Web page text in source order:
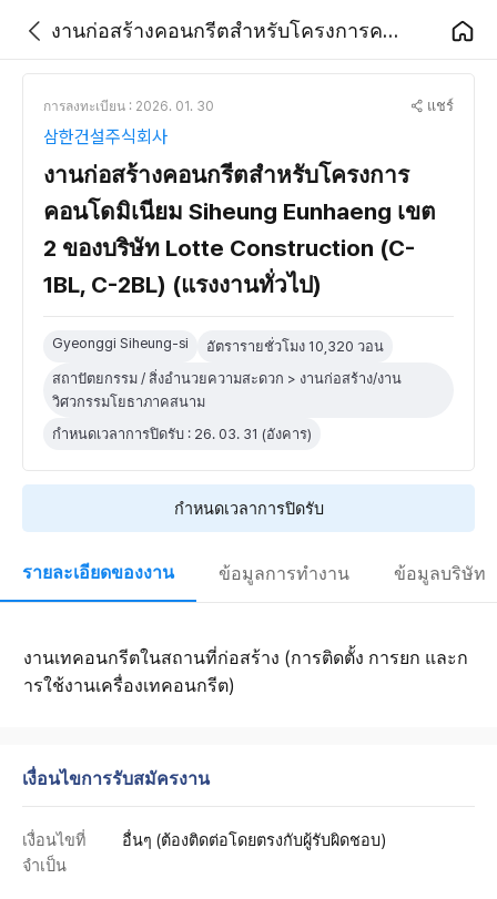
งานก่อสร้างคอนกรีตสำหรับโครงการคอนโดมิเนียม Siheung Eunhaeng เขต 2 ของบริษัท Lotte Construction (C-1BL, C-2BL) (แรงงานทั่วไป)
การลงทะเบียน : 2026. 01. 30 แชร์
삼한건설주식회사
งานก่อสร้างคอนกรีตสำหรับโครงการ
คอนโดมิเนียม Siheung Eunhaeng เขต
2 ของบริษัท Lotte Construction (C-
1BL, C-2BL) (แรงงานทั่วไป)
Gyeonggi Siheung-si
อัตรารายชั่วโมง 10,320 วอน
สถาปัตยกรรม / สิ่งอำนวยความสะดวก > งานก่อสร้าง/งาน
วิศวกรรมโยธาภาคสนาม
กำหนดเวลาการปิดรับ : 26. 03. 31 (อังคาร)
กำหนดเวลาการปิดรับ
รายละเอียดของงาน ข้อมูลการทำงาน ข้อมูลบริษัท
งานเทคอนกรีตในสถานที่ก่อสร้าง (การติดตั้ง การยก และก
ารใช้งานเครื่องเทคอนกรีต)
เงื่อนไขการรับสมัครงาน
เงื่อนไขที่
จำเป็น
อื่นๆ (ต้องติดต่อโดยตรงกับผู้รับผิดชอบ)